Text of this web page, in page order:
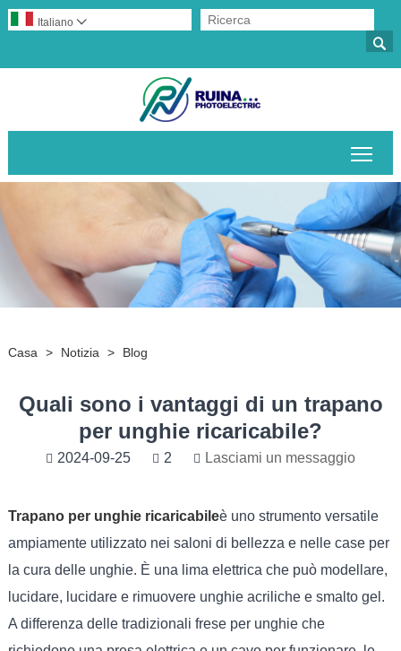

Italiano 
Casa > Notizia > Blog
Quali sono i vantaggi di un trapano
per unghie ricaricabile?
2024-09-25 2 Lasciami un messaggio
Trapano per unghie ricaricabileè uno strumento versatile
ampiamente utilizzato nei saloni di bellezza e nelle case per
la cura delle unghie. È una lima elettrica che può modellare,
lucidare, lucidare e rimuovere unghie acriliche e smalto gel.
A differenza delle tradizionali frese per unghie che